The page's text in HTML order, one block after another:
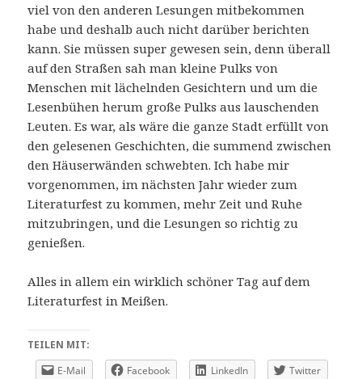
viel von den anderen Lesungen mitbekommen
habe und deshalb auch nicht darüber berichten
kann. Sie müssen super gewesen sein, denn überall
auf den Straßen sah man kleine Pulks von
Menschen mit lächelnden Gesichtern und um die
Lesenbühen herum große Pulks aus lauschenden
Leuten. Es war, als wäre die ganze Stadt erfüllt von
den gelesenen Geschichten, die summend zwischen
den Häuserwänden schwebten. Ich habe mir
vorgenommen, im nächsten Jahr wieder zum
Literaturfest zu kommen, mehr Zeit und Ruhe
mitzubringen, und die Lesungen so richtig zu
genießen.
Alles in allem ein wirklich schöner Tag auf dem
Literaturfest in Meißen.
TEILEN MIT:
E-Mail
Facebook LinkedIn
Twitter